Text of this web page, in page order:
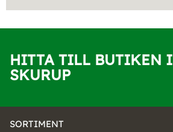
HITTA TILL BUTIKEN I
SKURUP
SORTIMENT